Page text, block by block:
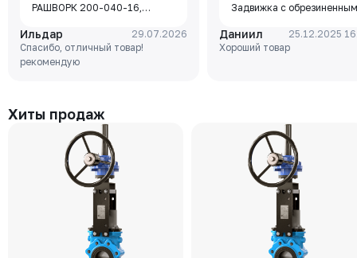
РАШВОРК 200-040-16,
250 (GG25), диск - GJS-400-
15 (GGG40), уплотнение -
EPDM, М/Ф, рукоятка
Ильдар
29.07.2026
Спасибо, отличный товар!
рекомендую
Задвижка с обрезиненным
чугун, клин-EPDM,
Tmax=110°C Ф/Ф
Даниил
25.12.2025
Хороший товар
Хиты продаж